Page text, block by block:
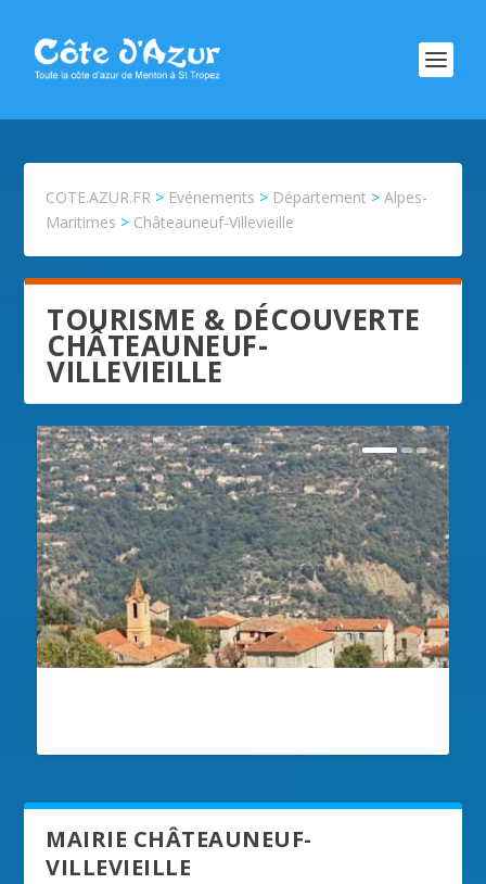
COTE.AZUR.FR > Evénements > Département >Alpes-
Maritimes > Châteauneuf-Villevieille
TOURISME & DÉCOUVERTE
CHÂTEAUNEUF-
VILLEVIEILLE
MAIRIE CHÂTEAUNEUF-
VILLEVIEILLE